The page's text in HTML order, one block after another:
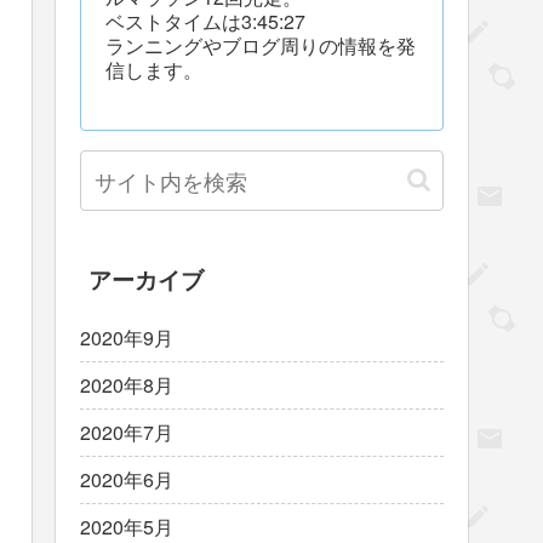
ベストタイムは3:45:27
ランニングやブログ周りの情報を発
信します。
アーカイブ
2020年9月
2020年8月
2020年7月
2020年6月
2020年5月